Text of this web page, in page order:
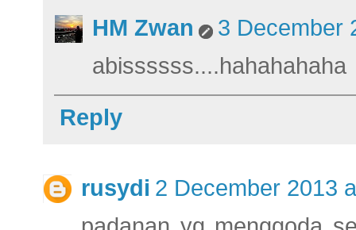
HM Zwan
3 December
abissssss....hahahahaha
Reply
rusydi 2 December 2013